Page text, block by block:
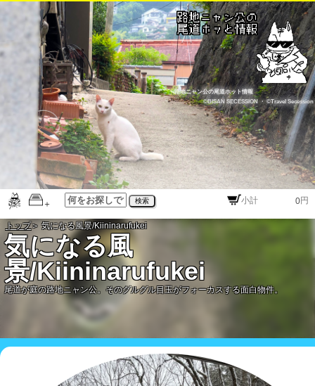
路地ニャン公の尾道ホット情報
©BISAN SECESSION
・©Travel Secession
検索 円
トップ＞ 気になる風景/Kiininarufukei
気になる風
景/Kiininarufukei
尾道が庭の路地ニャン公。そのグルグル目玉がフォーカスする面白物件。